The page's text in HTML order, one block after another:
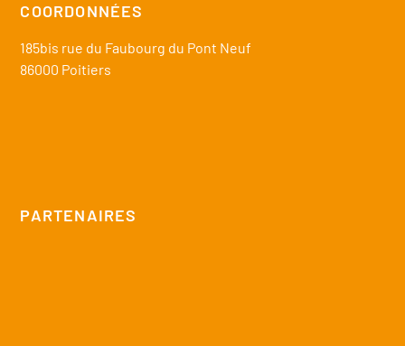
COORDONNÉES
185bis rue du Faubourg du Pont Neuf
86000 Poitiers
PARTENAIRES